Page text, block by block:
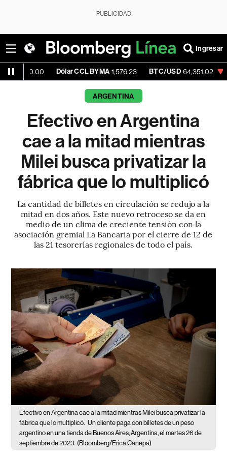
PUBLICIDAD
Ingresar
Dólar CCL BYMA 1,576.23 BTC/USD 64,351.02 -0.06%
ARGENTINA
Efectivo en Argentina
cae a la mitad mientras
Milei busca privatizar la
fábrica que lo multiplicó
La cantidad de billetes en circulación se redujo a la
mitad en dos años. Este nuevo retroceso se da en
medio de un clima de creciente tensión con la
asociación gremial La Bancaria por el cierre de 12 de
las 21 tesorerías regionales de todo el país.
Efectivo en Argentina cae a la mitad mientras Milei busca privatizar la
fábrica que lo multiplicó. Un cliente paga con billetes de un peso
argentino en una tienda de Buenos Aires, Argentina, el martes 26 de
septiembre de 2023. (Bloomberg/Erica Canepa)